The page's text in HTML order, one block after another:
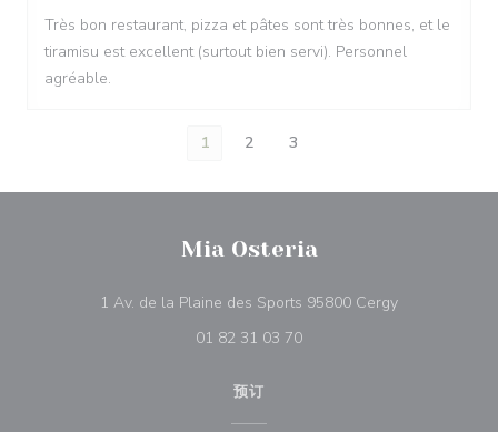
Très bon restaurant, pizza et pâtes sont très bonnes, et le
tiramisu est excellent (surtout bien servi). Personnel
agréable.
1 2 3
Mia Osteria
1 Av. de la Plaine des Sports 95800 Cergy((在新窗口中
01 82 31 03 70
预订